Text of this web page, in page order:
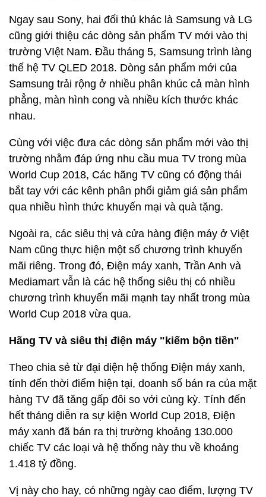
Ngay sau Sony, hai đối thủ khác là Samsung và LG
cũng giới thiệu các dòng sản phẩm TV mới vào thị
trường VIệt Nam. Đầu tháng 5, Samsung trình làng
thế hệ TV QLED 2018. Dòng sản phẩm mới của
Samsung trải rộng ở nhiều phân khúc cả màn hình
phẳng, màn hình cong và nhiều kích thước khác
nhau.
Cùng với việc đưa các dòng sản phẩm mới vào thị
trường nhằm đáp ứng nhu cầu mua TV trong mùa
World Cup 2018, Các hãng TV cũng có động thái
bắt tay với các kênh phân phối giảm giá sản phẩm
qua nhiều hình thức khuyến mại và quà tặng.
Ngoài ra, các siêu thị và cửa hàng điện máy ở Việt
Nam cũng thực hiện một số chương trình khuyến
mãi riêng. Trong đó, Điện máy xanh, Trần Anh và
Mediamart vẫn là các hệ thống siêu thị có nhiều
chương trình khuyến mãi mạnh tay nhất trong mùa
World Cup 2018 vừa qua.
Hãng TV và siêu thị điện máy "kiếm bộn tiền"
Theo chia sẻ từ đại diện hệ thống Điện máy xanh,
tính đến thời điểm hiện tại, doanh số bán ra của mặt
hàng TV đã tăng gấp đôi so với cùng kỳ. Tính đến
hết tháng diễn ra sự kiện World Cup 2018, Điện
máy xanh đã bán ra thị trường khoảng 130.000
chiếc TV các loại và hệ thống này thu về khoảng
1.418 tỷ đồng.
Vị này cho hay, có những ngày cao điểm, lượng TV